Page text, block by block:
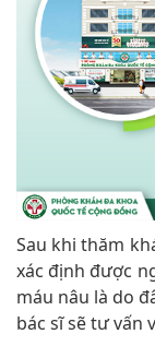
Sau khi thăm
xác định được
máu nâu là do
bác sĩ sẽ tư vấn